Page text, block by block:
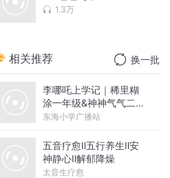
1.3万
相关推荐 换一批
李哪吒上学记｜稀里糊
涂一年级&神神气气二年
级
东海小学广播站
五音疗愈Ⅱ五行养生Ⅱ安
神静心Ⅱ解郁降燥
太音生疗愈